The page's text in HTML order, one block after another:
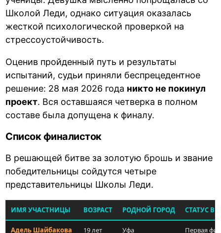
Школой Леди, однако ситуация оказалась
жесткой психологической проверкой на
стрессоустойчивость.
Оценив пройденный путь и результаты
испытаний, судьи приняли беспрецедентное
решение: 28 мая 2026 года никто не покинул
проект. Вся оставшаяся четверка в полном
составе была допущена к финалу.
Список финалисток
В решающей битве за золотую брошь и звание
победительницы сойдутся четыре
представительницы Школы Леди.
ИМЯ УЧАСТНИЦЫ ВОЗРАСТ РОДНОЙ ГОРОД СТАТУС В
Адель Шайбакова 19 лет Уфа Первая